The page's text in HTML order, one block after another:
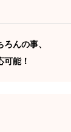
んの事、
可能！